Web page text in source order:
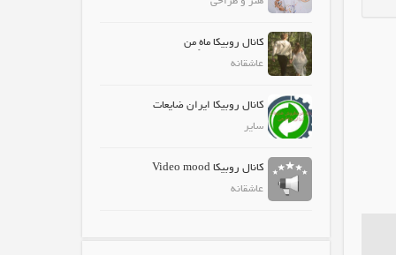
کانال روبیکا ماهِ من
عاشقانه
کانال روبیکا ایران ضایعات
سایر
کانال روبیکا Video mood
عاشقانه